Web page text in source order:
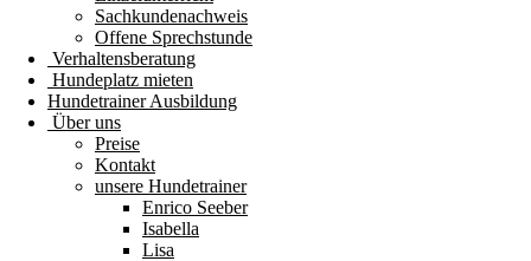
Sachkundenachweis
Offene Sprechstunde
Verhaltensberatung
Hundeplatz mieten
Hundetrainer Ausbildung
Über uns
Preise
Kontakt
unsere Hundetrainer
Enrico Seeber
Isabella
Lisa